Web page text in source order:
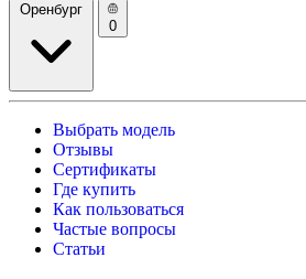
Оренбург
0
Выбрать модель
Отзывы
Сертификаты
Где купить
Как пользоваться
Частые вопросы
Статьи